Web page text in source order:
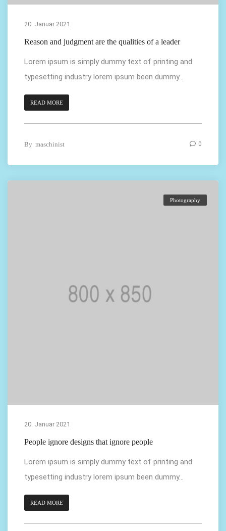
20. Januar 2021
Reason and judgment are the qualities of a leader
Lorem ipsum is simply dummy text of printing and
typesetting industry lorem ipsum been dummy...
READ MORE
By maschinist 0
Photography
20. Januar 2021
People ignore designs that ignore people
Lorem ipsum is simply dummy text of printing and
typesetting industry lorem ipsum been dummy...
READ MORE